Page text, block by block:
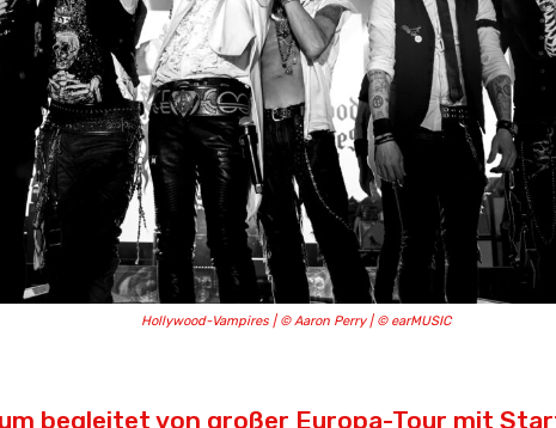
Hollywood-Vampires | © Aaron Perry | © earMUSIC
begleitet von großer Europa-Tour mit